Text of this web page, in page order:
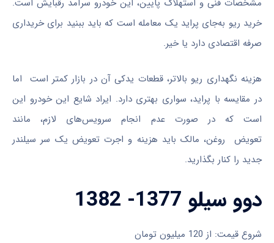
مشخصات فنی و استهلاک پایین، این خودرو سرآمد رقبایش است.
خرید ریو به‌جای پراید یک معامله است که باید ببنید برای خریداری
صرفه اقتصادی دارد یا خیر.
هزینه نگهداری ریو بالاتر، قطعات یدکی آن در بازار کمتر است اما
در مقایسه با پراید، سواری بهتری دارد. ایراد شایع این خودرو این
است که در صورت عدم انجام سرویس‌های لازم، مانند
تعویض روغن، مالک باید هزینه و اجرت تعویض یک سر سیلندر
جدید را کنار بگذارید.
دوو سیلو 1377- 1382
شروع قیمت: از 120 میلیون تومان